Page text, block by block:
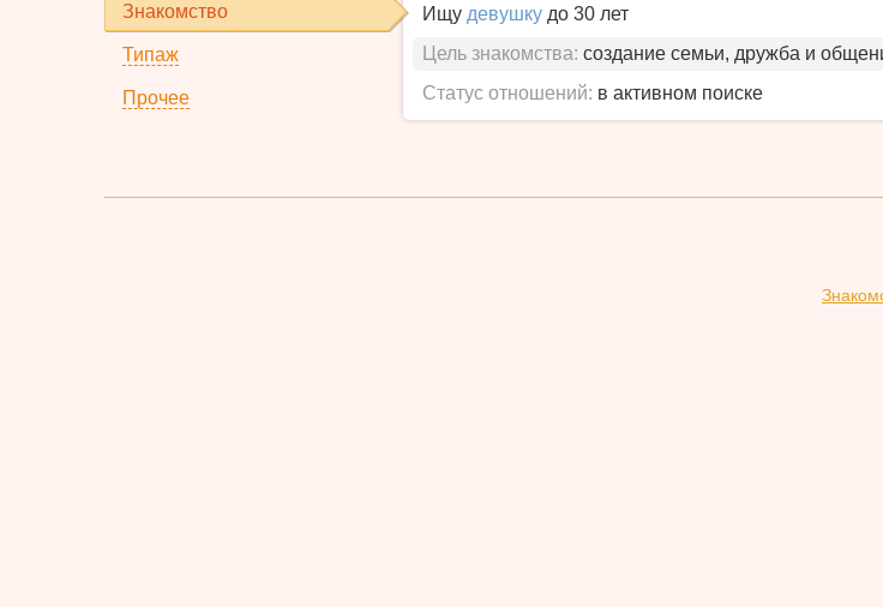
Знакомство
Типаж
Прочее
Ищу девушку до 30 лет
Цель знакомства: создание семьи, дружба и
Статус отношений: в активном поиске